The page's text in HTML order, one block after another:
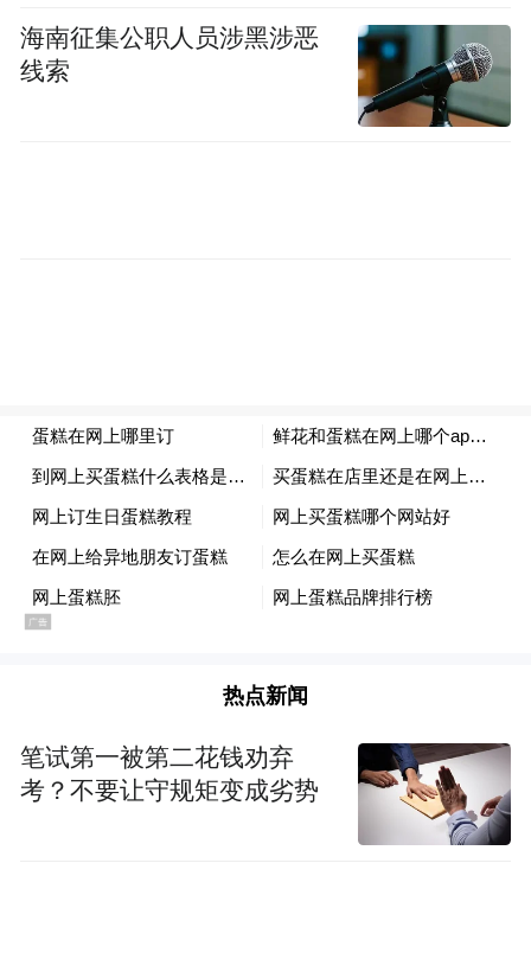
海南征集公职人员涉黑涉恶
线索
热点新闻
笔试第一被第二花钱劝弃
考？不要让守规矩变成劣势